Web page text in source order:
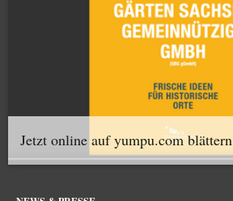
Jetzt online auf yumpu.com blättern